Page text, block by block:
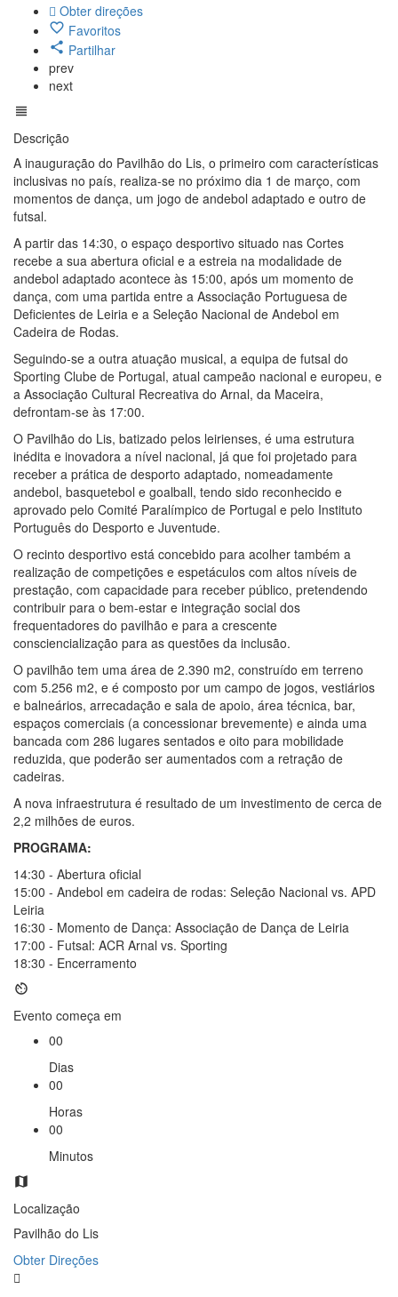
Obter direções
Favoritos
Partilhar
prev
next
Descrição
A inauguração do Pavilhão do Lis, o primeiro com características
inclusivas no país, realiza-se no próximo dia 1 de março, com
momentos de dança, um jogo de andebol adaptado e outro de
futsal.
A partir das 14:30, o espaço desportivo situado nas Cortes
recebe a sua abertura oficial e a estreia na modalidade de
andebol adaptado acontece às 15:00, após um momento de
dança, com uma partida entre a Associação Portuguesa de
Deficientes de Leiria e a Seleção Nacional de Andebol em
Cadeira de Rodas.
Seguindo-se a outra atuação musical, a equipa de futsal do
Sporting Clube de Portugal, atual campeão nacional e europeu, e
a Associação Cultural Recreativa do Arnal, da Maceira,
defrontam-se às 17:00.
O Pavilhão do Lis, batizado pelos leirienses, é uma estrutura
inédita e inovadora a nível nacional, já que foi projetado para
receber a prática de desporto adaptado, nomeadamente
andebol, basquetebol e goalball, tendo sido reconhecido e
aprovado pelo Comité Paralímpico de Portugal e pelo Instituto
Português do Desporto e Juventude.
O recinto desportivo está concebido para acolher também a
realização de competições e espetáculos com altos níveis de
prestação, com capacidade para receber público, pretendendo
contribuir para o bem-estar e integração social dos
frequentadores do pavilhão e para a crescente
consciencialização para as questões da inclusão.
O pavilhão tem uma área de 2.390 m2, construído em terreno
com 5.256 m2, e é composto por um campo de jogos, vestiários
e balneários, arrecadação e sala de apoio, área técnica, bar,
espaços comerciais (a concessionar brevemente) e ainda uma
bancada com 286 lugares sentados e oito para mobilidade
reduzida, que poderão ser aumentados com a retração de
cadeiras.
A nova infraestrutura é resultado de um investimento de cerca de
2,2 milhões de euros.
PROGRAMA:
14:30 - Abertura oficial
15:00 - Andebol em cadeira de rodas: Seleção Nacional vs. APD
Leiria
16:30 - Momento de Dança: Associação de Dança de Leiria
17:00 - Futsal: ACR Arnal vs. Sporting
18:30 - Encerramento
Evento começa em
00
Dias
00
Horas
00
Minutos
Localização
Pavilhão do Lis
Obter Direções